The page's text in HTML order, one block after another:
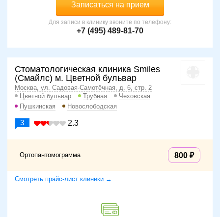
Записаться на прием
Для записи в клинику звоните по телефону:
+7 (495) 489-81-70
Стоматологическая клиника Smiles
(Смайлс) м. Цветной бульвар
Москва, ул. Садовая-Самотёчная, д. 6, стр. 2
Цветной бульвар
Трубная
Чеховская
Пушкинская
Новослободская
3 2.3
Ортопантомограмма 800
Смотреть прайс-лист клиники →